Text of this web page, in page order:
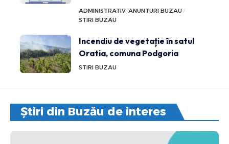
ADMINISTRATIV ANUNTURI BUZAU
STIRI BUZAU
Incendiu de vegetație în satul
Oratia, comuna Podgoria
STIRI BUZAU
Știri din Buzău de interes